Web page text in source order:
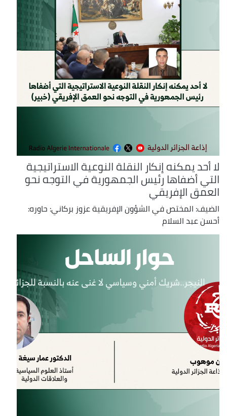
لا أحد يمكنه إنكار النقلة النوعية الاستراتيجية
التي أضفاها رئيس الجمهورية في التوجه نحو
العمق الإفريقي
الضيف: المختص في الشؤون الإفريقية عزوز بركاني: حاوره:
أحسن عبد السلام